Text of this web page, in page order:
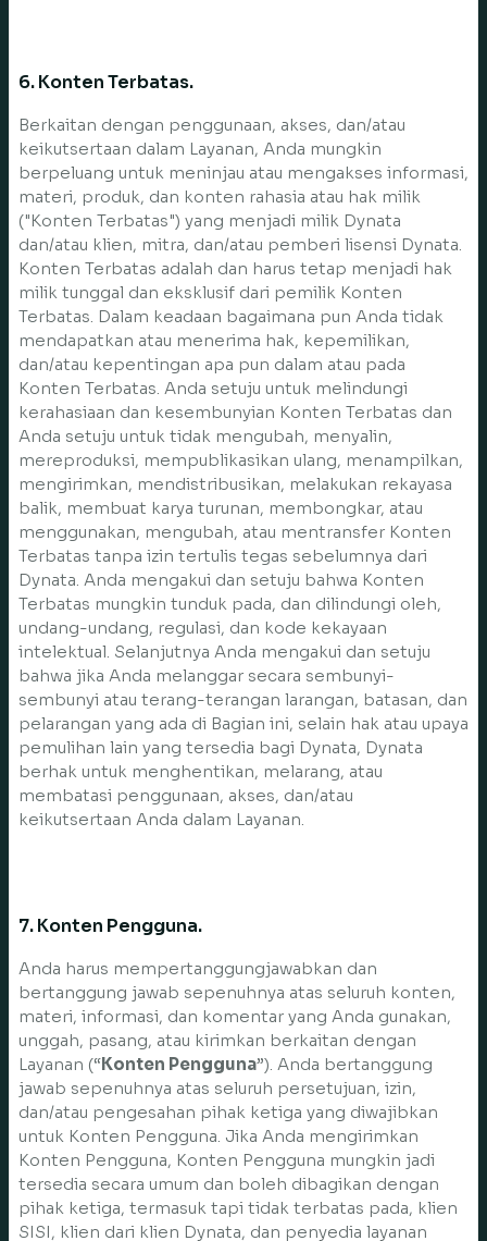
6. Konten Terbatas.
Berkaitan dengan penggunaan, akses, dan/atau
keikutsertaan dalam Layanan, Anda mungkin
berpeluang untuk meninjau atau mengakses informasi,
materi, produk, dan konten rahasia atau hak milik
("Konten Terbatas") yang menjadi milik Dynata
dan/atau klien, mitra, dan/atau pemberi lisensi Dynata.
Konten Terbatas adalah dan harus tetap menjadi hak
milik tunggal dan eksklusif dari pemilik Konten
Terbatas. Dalam keadaan bagaimana pun Anda tidak
mendapatkan atau menerima hak, kepemilikan,
dan/atau kepentingan apa pun dalam atau pada
Konten Terbatas. Anda setuju untuk melindungi
kerahasiaan dan kesembunyian Konten Terbatas dan
Anda setuju untuk tidak mengubah, menyalin,
mereproduksi, mempublikasikan ulang, menampilkan,
mengirimkan, mendistribusikan, melakukan rekayasa
balik, membuat karya turunan, membongkar, atau
menggunakan, mengubah, atau mentransfer Konten
Terbatas tanpa izin tertulis tegas sebelumnya dari
Dynata. Anda mengakui dan setuju bahwa Konten
Terbatas mungkin tunduk pada, dan dilindungi oleh,
undang-undang, regulasi, dan kode kekayaan
intelektual. Selanjutnya Anda mengakui dan setuju
bahwa jika Anda melanggar secara sembunyi-
sembunyi atau terang-terangan larangan, batasan, dan
pelarangan yang ada di Bagian ini, selain hak atau upaya
pemulihan lain yang tersedia bagi Dynata, Dynata
berhak untuk menghentikan, melarang, atau
membatasi penggunaan, akses, dan/atau
keikutsertaan Anda dalam Layanan.
7. Konten Pengguna.
Anda harus mempertanggungjawabkan dan
bertanggung jawab sepenuhnya atas seluruh konten,
materi, informasi, dan komentar yang Anda gunakan,
unggah, pasang, atau kirimkan berkaitan dengan
Layanan (“Konten Pengguna”). Anda bertanggung
jawab sepenuhnya atas seluruh persetujuan, izin,
dan/atau pengesahan pihak ketiga yang diwajibkan
untuk Konten Pengguna. Jika Anda mengirimkan
Konten Pengguna, Konten Pengguna mungkin jadi
tersedia secara umum dan boleh dibagikan dengan
pihak ketiga, termasuk tapi tidak terbatas pada, klien
SISI, klien dari klien Dynata, dan penyedia layanan